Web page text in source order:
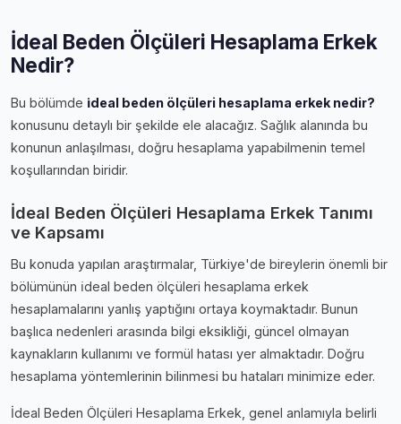
İdeal Beden Ölçüleri Hesaplama Erkek
Nedir?
Bu bölümde i̇deal beden ölçüleri hesaplama erkek nedir?
konusunu detaylı bir şekilde ele alacağız. Sağlık alanında bu
konunun anlaşılması, doğru hesaplama yapabilmenin temel
koşullarından biridir.
İdeal Beden Ölçüleri Hesaplama Erkek Tanımı
ve Kapsamı
Bu konuda yapılan araştırmalar, Türkiye'de bireylerin önemli bir
bölümünün i̇deal beden ölçüleri hesaplama erkek
hesaplamalarını yanlış yaptığını ortaya koymaktadır. Bunun
başlıca nedenleri arasında bilgi eksikliği, güncel olmayan
kaynakların kullanımı ve formül hatası yer almaktadır. Doğru
hesaplama yöntemlerinin bilinmesi bu hataları minimize eder.
İdeal Beden Ölçüleri Hesaplama Erkek, genel anlamıyla belirli